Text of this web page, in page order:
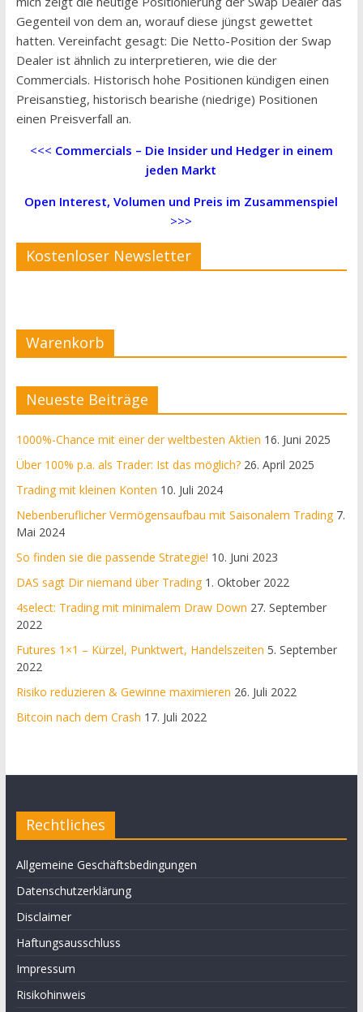
Gegenteil von dem an, worauf diese jüngst gewettet
hatten. Vereinfacht gesagt: Die Netto-Position der Swap
Dealer ist ähnlich zu interpretieren, wie die der
Commercials. Historisch hohe Positionen kündigen einen
Preisanstieg, historisch bearishe (niedrige) Positionen
einen Preisverfall an.
<<< Commercials – Die Insider und Hedger in einem
jeden Markt
Open Interest, Volumen und Preis im Zusammenspiel
>>>
Kostenloser Newsletter
Warenkorb
Neueste Beiträge
1000%-Chance mit einer der weltbesten Aktien 16. Juni 2025
Über 100% p.a. als Trader: Ist das möglich? 26. April 2025
Trading mit kleinen Konten 10. Juli 2024
Nebenberuflicher Vermögensaufbau mit Saisonalem Trading 7.
Mai 2024
So finden sie die passende Strategie! 10. Juni 2023
DAS sagt Dir niemand über Trading 1. Oktober 2022
4select: Trading mit minimalem Draw Down 27. September
2022
Futures 1×1 – Kürzel, Punktwert, Handelszeiten 5. September
2022
Risiko reduzieren & Gewinne maximieren 26. Juli 2022
Bitcoin nach dem Crash 17. Juli 2022
Rechtliches
Allgemeine Geschäftsbedingungen
Datenschutzerklärung
Disclaimer
Haftungsausschluss
Impressum
Risikohinweis